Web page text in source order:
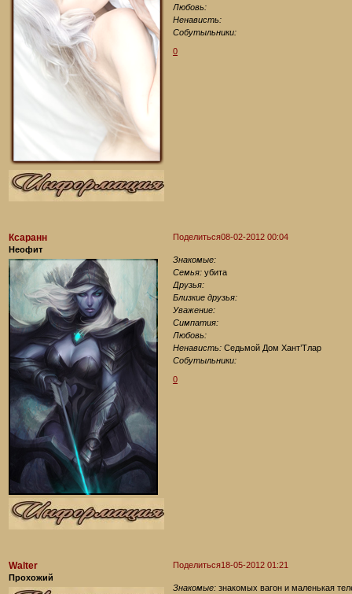
Любовь:
Ненависть:
Собутыльники:
0
Поделиться08-02-2012 00:04
Ксаранн
Неофит
Знакомые:
Семья: убита
Друзья:
Близкие друзья:
Уважение:
Симпатия:
Любовь:
Ненависть: Седьмой Дом Хант’Тлар
Собутыльники:
0
Поделиться18-05-2012 01:21
Walter
Прохожий
Знакомые: знакомых вагон и маленькая